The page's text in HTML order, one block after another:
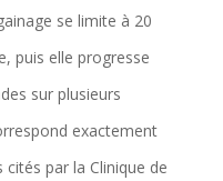
se limite à 20
puis elle progresse
sur plusieurs
exactement
par la Clinique de